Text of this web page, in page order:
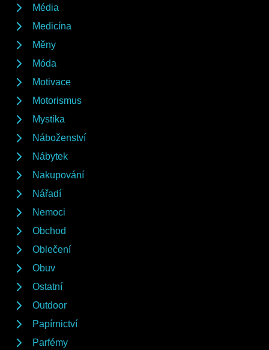
Média
Medicína
Měny
Móda
Motivace
Motorismus
Mystika
Náboženství
Nábytek
Nakupování
Nářadí
Nemoci
Obchod
Oblečení
Obuv
Ostatní
Outdoor
Papírnictví
Parfémy